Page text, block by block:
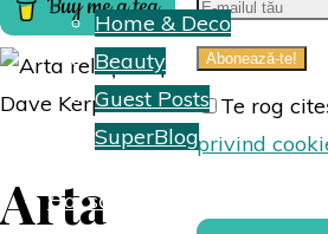
Home & Deco
Beauty
Guest Posts
SuperBlog
Hai să colaborăm
Arta
Te rog
privind